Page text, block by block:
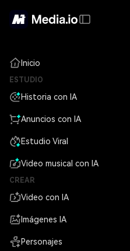
Inicio
ESTUDIO
Historia con IA
Anuncios con IA
Estudio Viral
Video musical con IA
CREAR
Video con IA
Imágenes IA
Personajes